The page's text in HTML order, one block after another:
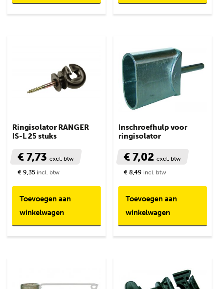
Ringisolator RANGER
IS-L 25 stuks
€ 7,73 excl. btw
€ 9,35 incl. btw
Toevoegen aan
winkelwagen
Inschroefhulp voor
ringisolator
€ 7,02excl. btw
€ 8,49 incl. btw
Toevoegen aan
winkelwagen